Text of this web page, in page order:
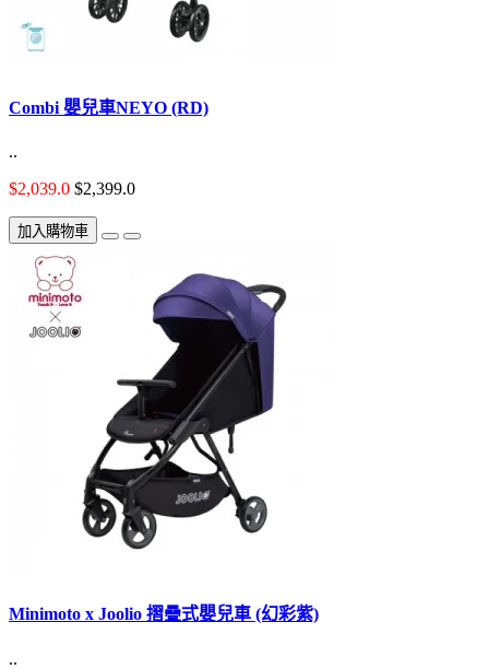
Combi 嬰兒車NEYO (RD)
..
$2,039.0 $2,399.0
加入購物車
Minimoto x Joolio 摺疊式嬰兒車 (幻彩紫)
..